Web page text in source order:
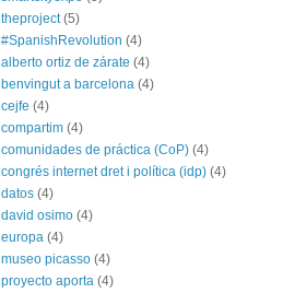
theproject (5)
#SpanishRevolution (4)
alberto ortiz de zárate (4)
benvingut a barcelona (4)
cejfe (4)
compartim (4)
comunidades de práctica (CoP) (4)
congrés internet dret i política (idp) (4)
datos (4)
david osimo (4)
europa (4)
museo picasso (4)
proyecto aporta (4)